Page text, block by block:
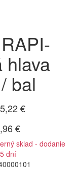
hlava
bal
€
€
sklad - dodanie
dní